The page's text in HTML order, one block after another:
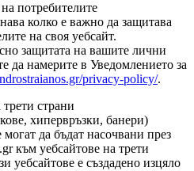
потребителите
колко е важно да защитава
на своя уебсайт.
защитата на вашите лични
да намерите в Уведомлението за
privacy-policy/.
страни
хипервръзки, банери)
да бъдат насочвани през
към уебсайтове на трети
уебсайтове е създадено изцяло